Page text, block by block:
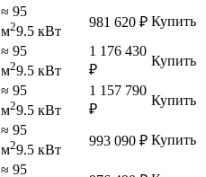
≈ 95
м29.5 кВт
981 620 ₽ Купить
≈ 95
м29.5 кВт
1 176 430
₽
Купить
≈ 95
м29.5 кВт
1 157 790
₽
Купить
≈ 95
м29.5 кВт
993 090 ₽ Купить
≈ 95